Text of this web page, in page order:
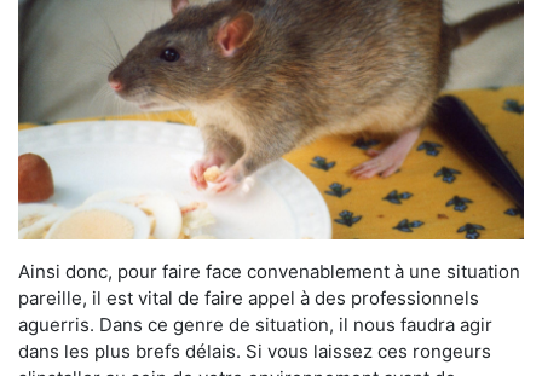
Ainsi donc, pour faire face convenablement à une situation
pareille, il est vital de faire appel à des professionnels
aguerris. Dans ce genre de situation, il nous faudra agir
dans les plus brefs délais. Si vous laissez ces rongeurs